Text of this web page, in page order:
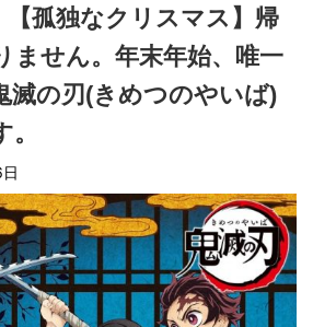
【孤独なクリスマス】帰
ません。年末年始、唯一
滅の刃(きめつのやいば)